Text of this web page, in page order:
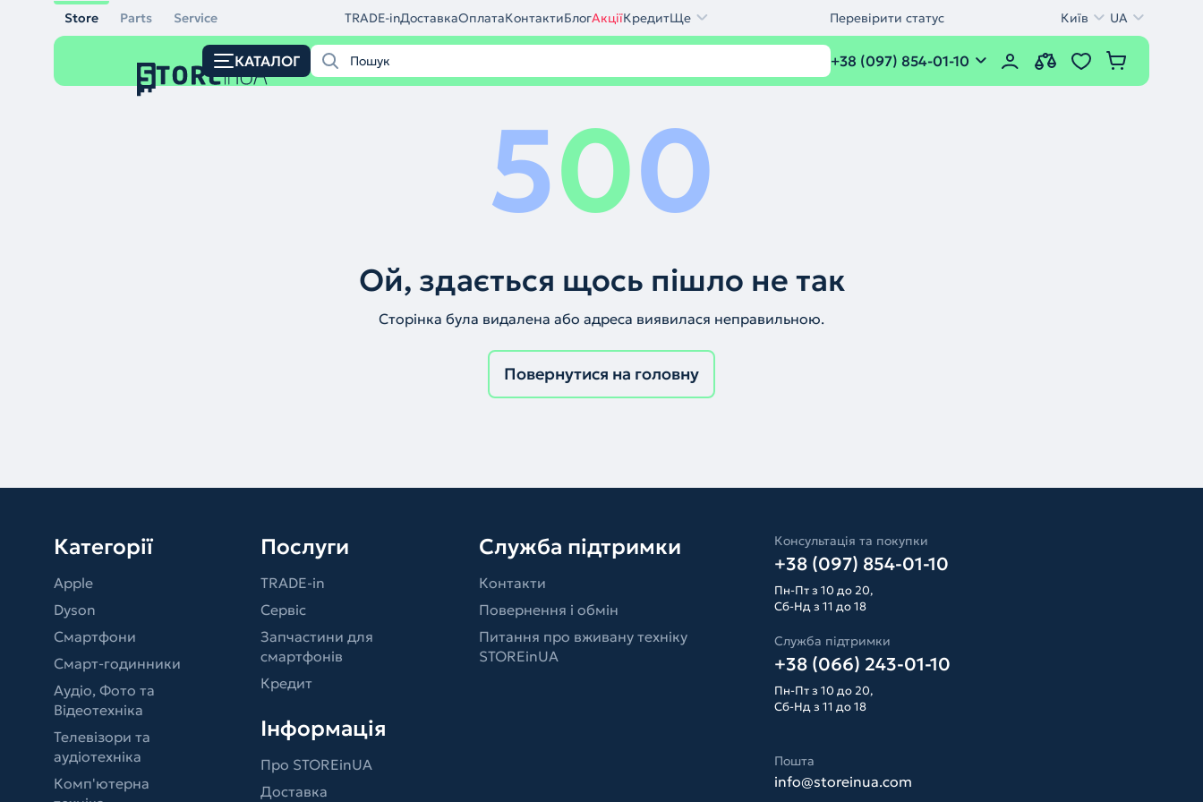
Store Parts Service TRADE-inДоставкаОплатаКонтактиБлогАкціїКредитЩе Перевірити статус Київ UA
КАТАЛОГ +38 (097) 854-01-10
500
Ой, здається щось пішло не так
Сторінка була видалена або адреса виявилася неправильною.
Повернутися на головну
Категорії
Apple
Dyson
Смартфони
Смарт-годинники
Аудіо, Фото та
Відеотехніка
Телевізори та
аудіотехніка
Комп'ютерна
Послуги
TRADE-in
Сервіс
Запчастини для
смартфонів
Кредит
Інформація
Про STOREinUA
Доставка
Служба підтримки
Контакти
Повернення і обмін
Питання про вживану техніку
STOREinUA
Консультація та покупки
+38 (097) 854-01-10
Пн-Пт з 10 до 20,
Сб-Нд з 11 до 18
Служба підтримки
+38 (066) 243-01-10
Пн-Пт з 10 до 20,
Сб-Нд з 11 до 18
Пошта
info@storeinua.com